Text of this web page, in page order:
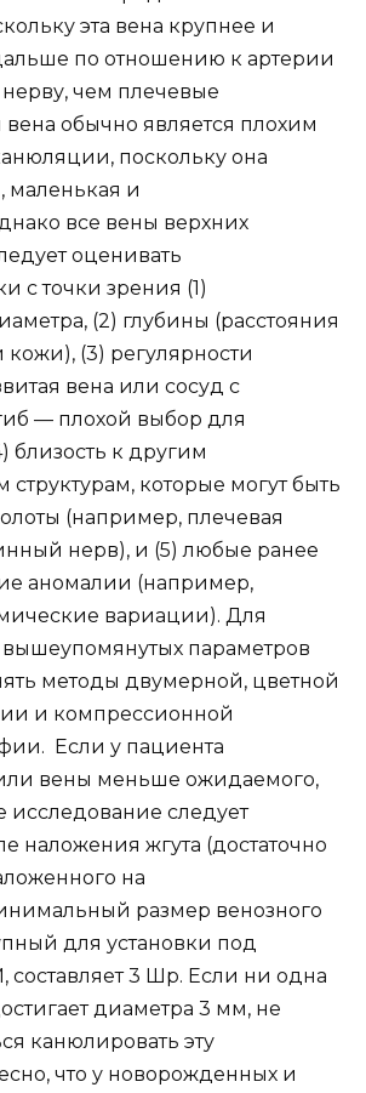
эта вена крупнее и
по отношению к артерии
чем плечевые
вена обычно является плохим
поскольку она
маленькая и
все вены верхних
оценивать
с точки зрения (1)
(2) глубины (расстояния
кожи), (3) регулярности
вена или сосуд с
— плохой выбор для
близость к другим
которые могут быть
(например, плечевая
нерв), и (5) любые ранее
аномалии (например,
вариации). Для
параметров
методы двумерной, цветной
и компрессионной
Если у пациента
вены меньше ожидаемого,
исследование следует
наложения жгута (достаточно
на
размер венозного
для установки под
составляет 3 Шр. Если ни одна
диаметра 3 мм, не
канюлировать эту
что у новорожденных и